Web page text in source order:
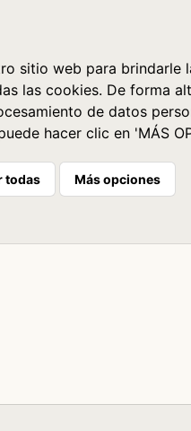
sitio web para brindarle
las cookies. De forma
de datos
hacer clic en 'MÁS
todas Más opciones